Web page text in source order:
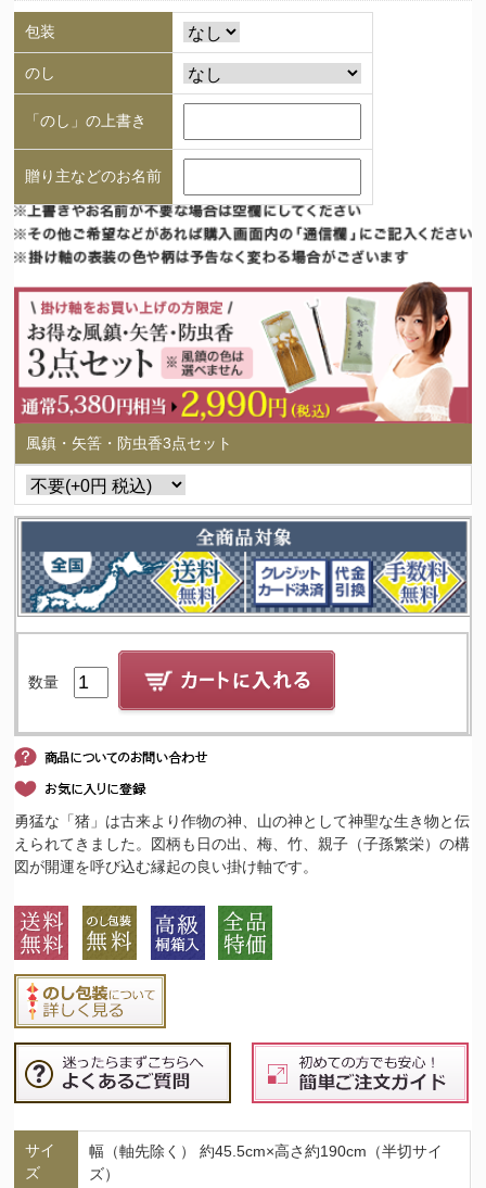
包装
のし
「のし」の上書き
贈り主などのお名前
風鎮・矢筈・防虫香3点セット
数量
勇猛な「猪」は古来より作物の神、山の神として神聖な生き物と伝
えられてきました。図柄も日の出、梅、竹、親子（子孫繁栄）の構
図が開運を呼び込む縁起の良い掛け軸です。
サイ
ズ
幅（軸先除く） 約45.5cm×高さ約190cm（半切サイ
ズ）